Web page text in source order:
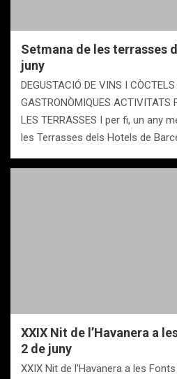
Setmana de les terrasses
juny
DEGUSTACIÓ DE VINS I
GASTRONÒMIQUES ACTIVITATS
LES TERRASSES I per fi, un any
les Terrasses dels Hotels de
XXIX Nit de l’Havanera a
2 de juny
XXIX Nit de l’Havanera a les